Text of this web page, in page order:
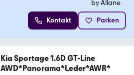
Kontakt Parken
Kia Sportage 1.6D GT-Line
AWD*Panorama*Leder*AWR*